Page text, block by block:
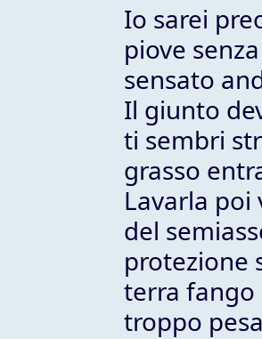
Io sarei
piove
sensato
Il giunto
ti sembri
grasso
Lavarla
del
protezione
terra
troppo